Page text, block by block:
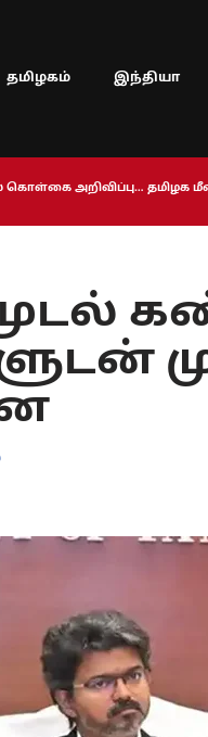
தமிழகம் இந்தியா
கொள்கை அறிவிப்பு…